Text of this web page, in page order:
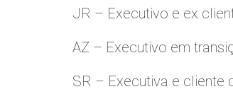
JR – Executivo e ex
AZ – Executivo em
SR – Executiva e cliente